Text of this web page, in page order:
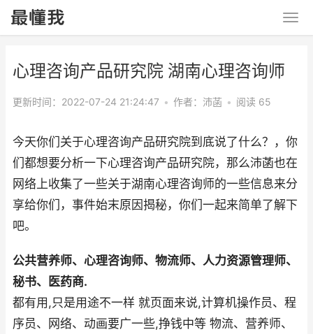
心理咨询产品研究院 湖南心理咨询师
更新时间：2022-07-24 21:24:47 • 作者：沛菡 • 阅读 65
今天你们关于心理咨询产品研究院到底说了什么？，你
们都想要分析一下心理咨询产品研究院，那么沛菡也在
网络上收集了一些关于湖南心理咨询师的一些信息来分
享给你们，事件始末原因揭秘，你们一起来简单了解下
吧。
公共营养师、心理咨询师、物流师、人力资源管理师、
秘书、医药商.
都有用,只是用途不一样 就页面来说,计算机操作员、程
序员、网络、动画要广一些,挣钱中等 物流、营养师、